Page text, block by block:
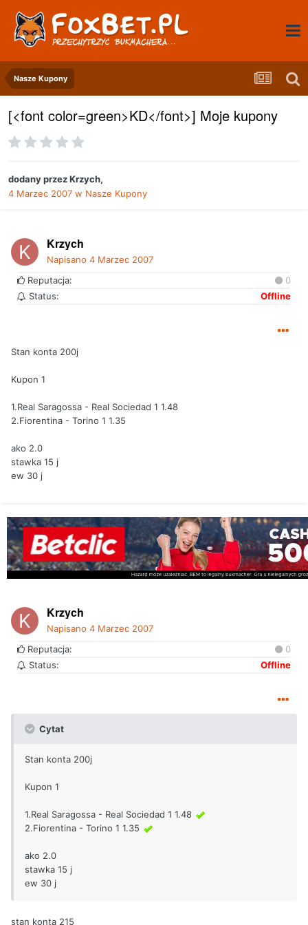
Nasze Kupony
[<font color=green>KD</font>] Moje kupony
dodany przezKrzych,
4 Marzec 2007 w Nasze Kupony
Krzych
Napisano 4 Marzec 2007
Reputacja:
0
Status:
Offline
Stan konta 200j
Kupon 1
1.Real Saragossa - Real Sociedad 1 1.48
2.Fiorentina - Torino 1 1.35
ako 2.0
stawka 15 j
ew 30 j
Krzych
Napisano 4 Marzec 2007
Reputacja:
0
Status:
Offline
Cytat
Stan konta 200j
Kupon 1
1.Real Saragossa - Real Sociedad 1 1.48
2.Fiorentina - Torino 1 1.35
ako 2.0
stawka 15 j
ew 30 j
stan konta 215